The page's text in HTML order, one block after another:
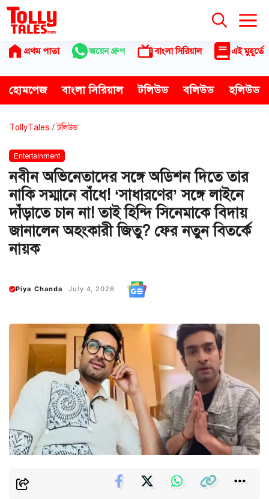
Skip
content
প্রথম পাতা জয়েন গ্রুপ বাংলা সিরিয়াল এই মুহূর্তে
হোমপেজ বাংলা সিরিয়াল টলিউড বলিউড হলিউড
TollyTales /টলিউড
Entertainment
নবীন অভিনেতাদের সঙ্গে অডিশন দিতে তার
নাকি সম্মানে বাঁধে! ‘সাধারণের’ সঙ্গে লাইনে
দাঁড়াতে চান না! তাই হিন্দি সিনেমাকে বিদায়
জানালেন অহংকারী জিতু? ফের নতুন বিতর্কে
নায়ক
Piya Chanda July 4, 2026